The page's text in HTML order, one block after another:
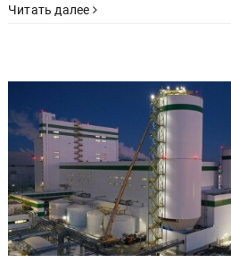
Читать далее